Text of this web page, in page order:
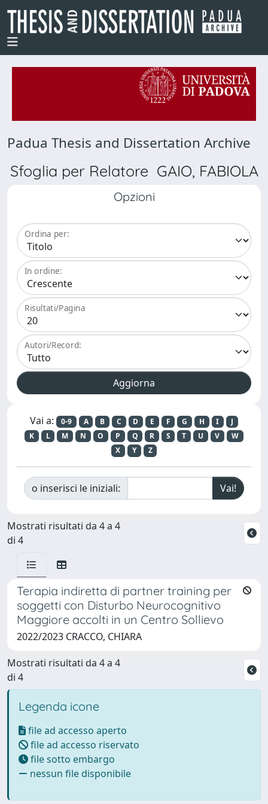
Padua Thesis and Dissertation Archive
Sfoglia per Relatore GAIO, FABIOLA
Opzioni
Ordina per:
In ordine:
Risultati/Pagina
Autori/Record:
Vai a: 0-9 A B C D E F G H I
J
K
L M N O P Q R S T U V
W
X
Y Z
o inserisci le iniziali:
Mostrati risultati da 4 a 4
di 4
Terapia indiretta di partner training per
soggetti con Disturbo Neurocognitivo
Maggiore accolti in un Centro Sollievo
2022/2023 CRACCO, CHIARA
Mostrati risultati da 4 a 4
di 4
Legenda icone
file ad accesso aperto
file ad accesso riservato
file sotto embargo
nessun file disponibile